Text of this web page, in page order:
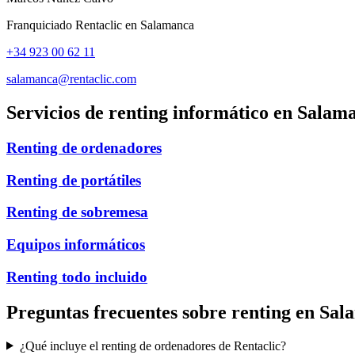
Franquiciado Rentaclic en Salamanca
+34 923 00 62 11
salamanca@rentaclic.com
Servicios de renting informático en
Renting de ordenadores
Renting de portátiles
Renting de sobremesa
Equipos informáticos
Renting todo incluido
Preguntas frecuentes sobre renting en
¿Qué incluye el renting de ordenadores de Rentaclic?